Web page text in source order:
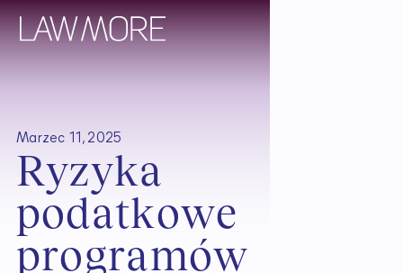
Marzec 11, 2025
Ryzyka
podatkowe
programów